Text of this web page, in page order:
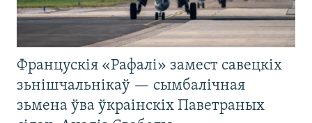
Францускія «Рафалі» замест савецкіх
зьнішчальнікаў — сымбалічная
зьмена ўва ўкраінскіх Паветраных